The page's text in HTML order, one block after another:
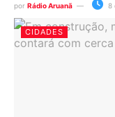
por Rádio Aruanã 8
CIDADES